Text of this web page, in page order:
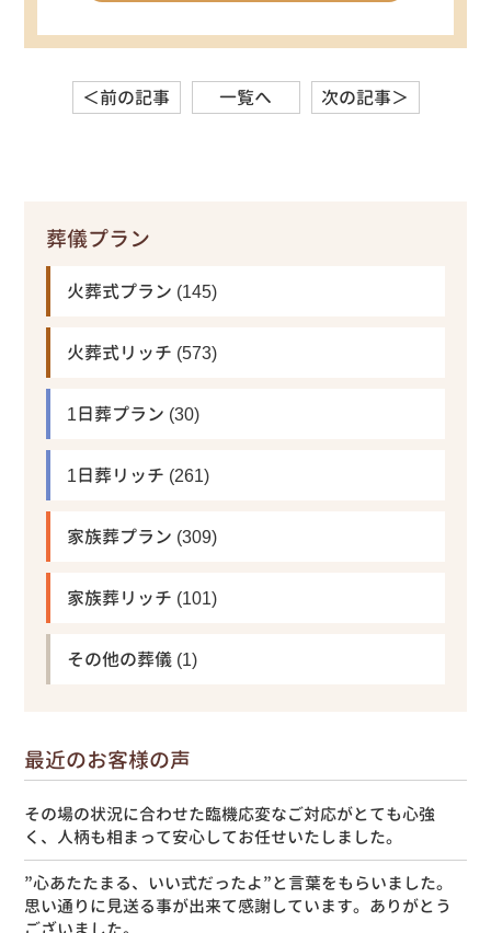
＜前の記事 一覧へ 次の記事＞
葬儀プラン
火葬式プラン (145)
火葬式リッチ (573)
1日葬プラン (30)
1日葬リッチ (261)
家族葬プラン (309)
家族葬リッチ (101)
その他の葬儀 (1)
最近のお客様の声
その場の状況に合わせた臨機応変なご対応がとても心強
く、人柄も相まって安心してお任せいたしました。
”心あたたまる、いい式だったよ”と言葉をもらいました。
思い通りに見送る事が出来て感謝しています。ありがとう